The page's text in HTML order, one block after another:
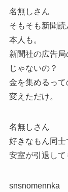
名無しさん
そもそも新聞
本人も。
新聞社の広告
じゃないの？
金を集めるっ
変えただけ。
名無しさん
好きなもん同士
安室が引退して
snsnomennka